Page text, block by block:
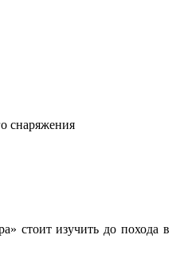
снаряжения
стоит изучить до похода в